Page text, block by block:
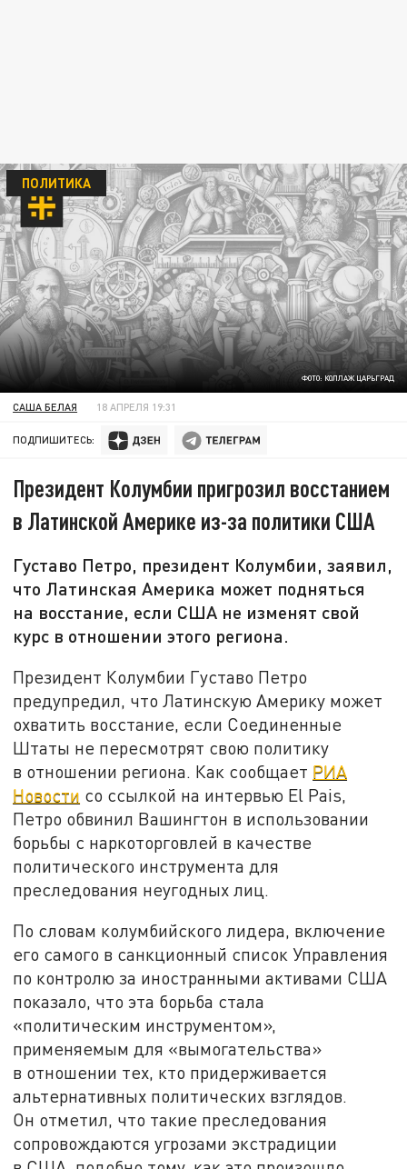
ФОТО: КОЛЛАЖ ЦАРЬГРАД
ПОЛИТИКА
САША БЕЛАЯ 18 АПРЕЛЯ 19:31
ПОДПИШИТЕСЬ:
Президент Колумбии пригрозил восстанием
в Латинской Америке из-за политики США
Густаво Петро, президент Колумбии, заявил,
что Латинская Америка может подняться
на восстание, если США не изменят свой
курс в отношении этого региона.
Президент Колумбии Густаво Петро
предупредил, что Латинскую Америку может
охватить восстание, если Соединенные
Штаты не пересмотрят свою политику
в отношении региона. Как сообщает РИА
Новости со ссылкой на интервью El Pais,
Петро обвинил Вашингтон в использовании
борьбы с наркоторговлей в качестве
политического инструмента для
преследования неугодных лиц.
По словам колумбийского лидера, включение
его самого в санкционный список Управления
по контролю за иностранными активами США
показало, что эта борьба стала
«политическим инструментом»,
применяемым для «вымогательства»
в отношении тех, кто придерживается
альтернативных политических взглядов.
Он отметил, что такие преследования
сопровождаются угрозами экстрадиции